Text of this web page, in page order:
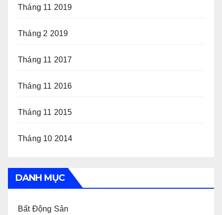
Tháng 11 2019
Tháng 2 2019
Tháng 11 2017
Tháng 11 2016
Tháng 11 2015
Tháng 10 2014
DANH MỤC
Bất Động Sản